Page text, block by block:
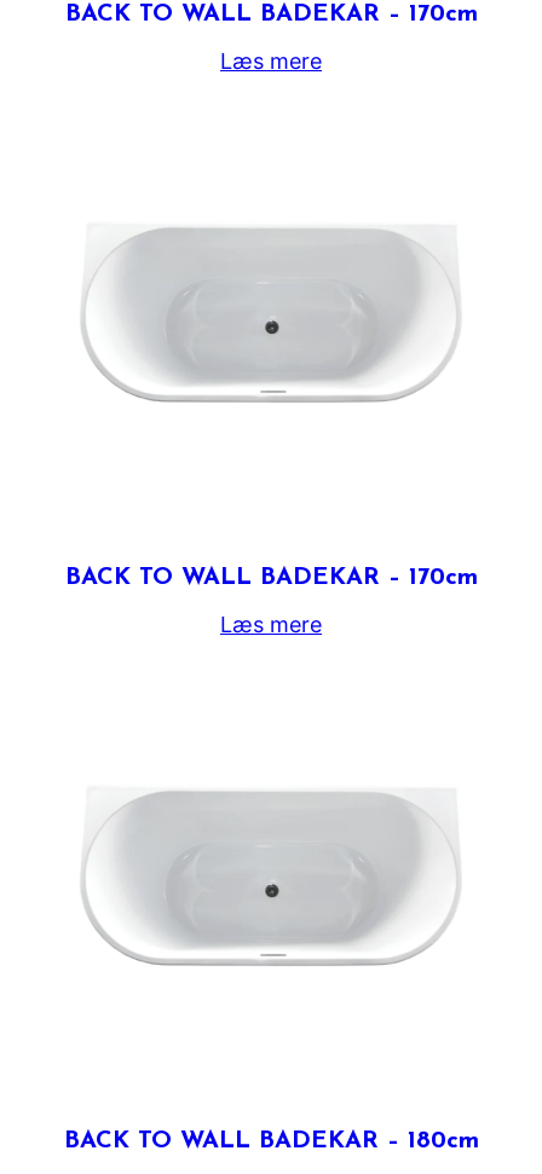
BACK TO WALL BADEKAR – 170cm
Læs mere
BACK TO WALL BADEKAR – 170cm
Læs mere
BACK TO WALL BADEKAR – 180cm